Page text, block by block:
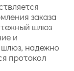
заказа
шлюз
и
надежно
протокол